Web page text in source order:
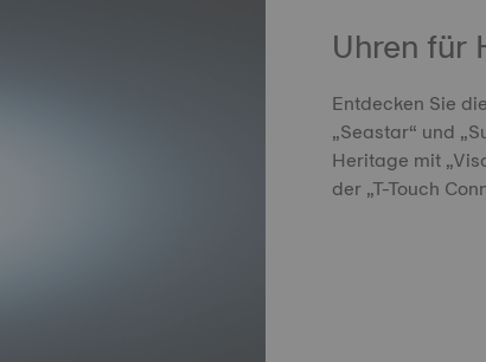
Uhren für
Entdecken Sie
„Seastar“ und
Heritage mit
der „T-Touch